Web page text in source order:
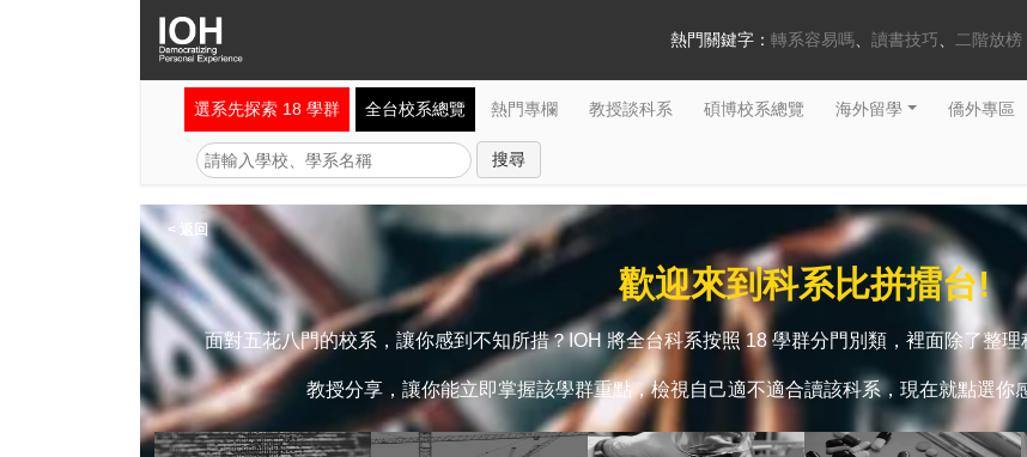
熱門關鍵字： 轉系容易嗎 讀書技巧 二階放榜
選系先探索 18 學群 全台校系總覽 熱門專欄 教授談科系 碩博校系總覽 海外留學 僑外專區
< 返回
歡迎來到科系比拼擂台!
面對五花八門的校系，讓你感到不知所措？IOH 將全台科系按照 18 學群分門別類，裡面除了整
教授分享，讓你能立即掌握該學群重點，檢視自己適不適合讀該科系，現在就點選你